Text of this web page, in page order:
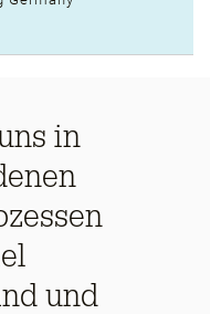
in
und